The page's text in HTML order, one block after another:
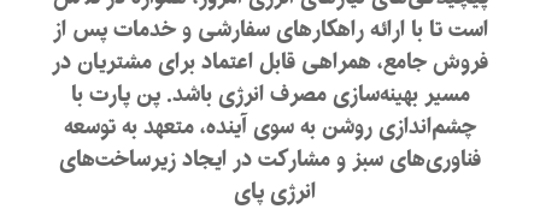
است تا با ارائه راهکارهای سفارشی و خدمات پس از
فروش جامع، همراهی قابل اعتماد برای مشتریان در
مسیر بهینه‌سازی مصرف انرژی باشد. پن پارت با
چشم‌اندازی روشن به سوی آینده، متعهد به توسعه
فناوری‌های سبز و مشارکت در ایجاد زیرساخت‌های
انرژی پای